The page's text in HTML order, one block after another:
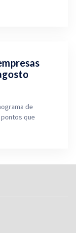
de
que